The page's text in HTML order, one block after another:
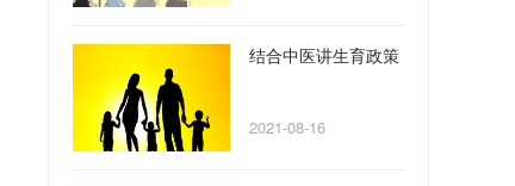
结合中医讲生育政策
2021-08-16